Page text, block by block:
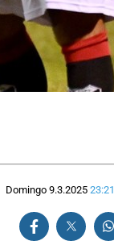
Domingo 9.3.2025 23:21